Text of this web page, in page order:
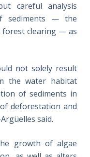
careful analysis
sediments — the
forest clearing — as
not solely result
the water habitat
of sediments in
deforestation and
said.
growth of algae